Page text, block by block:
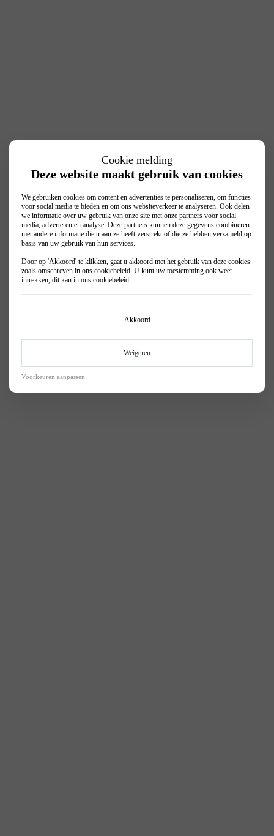
Cookie melding
Deze website maakt gebruik van cookies
We gebruiken cookies om content en advertenties te personaliseren, om functies
voor social media te bieden en om ons websiteverkeer te analyseren. Ook delen
we informatie over uw gebruik van onze site met onze partners voor social
media, adverteren en analyse. Deze partners kunnen deze gegevens combineren
met andere informatie die u aan ze heeft verstrekt of die ze hebben verzameld op
basis van uw gebruik van hun services.
Door op 'Akkoord' te klikken, gaat u akkoord met het gebruik van deze cookies
zoals omschreven in ons cookiebeleid. U kunt uw toestemming ook weer
intrekken, dit kan in ons cookiebeleid.
Akkoord
Weigeren
Voorkeuren aanpassen